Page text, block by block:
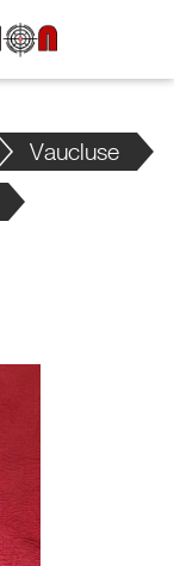
Vaucluse